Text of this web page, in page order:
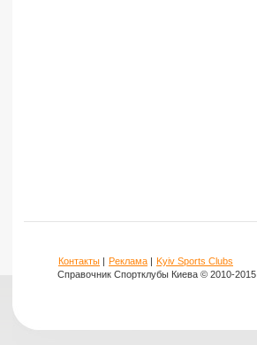
Контакты | Реклама | Kyiv Sports Clubs
Справочник Спортклубы Киева © 2010-2015